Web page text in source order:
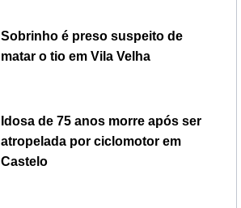
Sobrinho é preso suspeito de
matar o tio em Vila Velha
Idosa de 75 anos morre após ser
atropelada por ciclomotor em
Castelo